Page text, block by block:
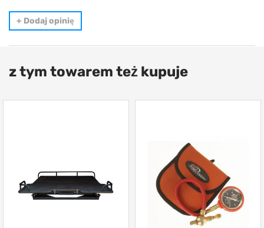
+ Dodaj opinię
z tym towarem też kupuje